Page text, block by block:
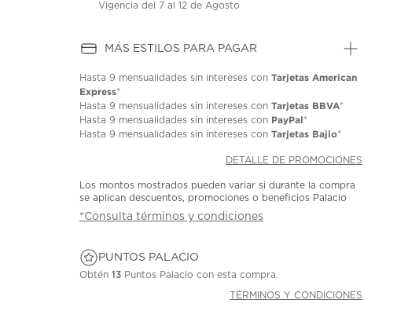
Vigencia del 7 al 12 de Agosto
MÁS ESTILOS PARA PAGAR
Hasta9 mensualidades sin intereses conTarjetas American
Express*
Hasta9 mensualidades sin intereses conTarjetas BBVA*
Hasta9 mensualidades sin intereses con PayPal*
Hasta9 mensualidades sin intereses conTarjetas Bajio*
DETALLE DE PROMOCIONES
Los montos mostrados pueden variar si durante la compra
se aplican descuentos, promociones o beneficios Palacio
*Consulta términos y condiciones
PUNTOS PALACIO
Obtén13 Puntos Palacio con esta compra.
TÉRMINOS Y CONDICIONES